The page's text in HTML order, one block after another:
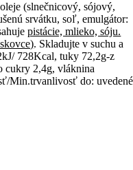
(slnečnicový, sójový,
srvátku, soľ, emulgátor:
pistácie, mlieko, sóju.
. Skladujte v suchu a
728Kcal, tuky 72,2g-z
cukry 2,4g, vláknina
Min.trvanlivosť do: uvedené